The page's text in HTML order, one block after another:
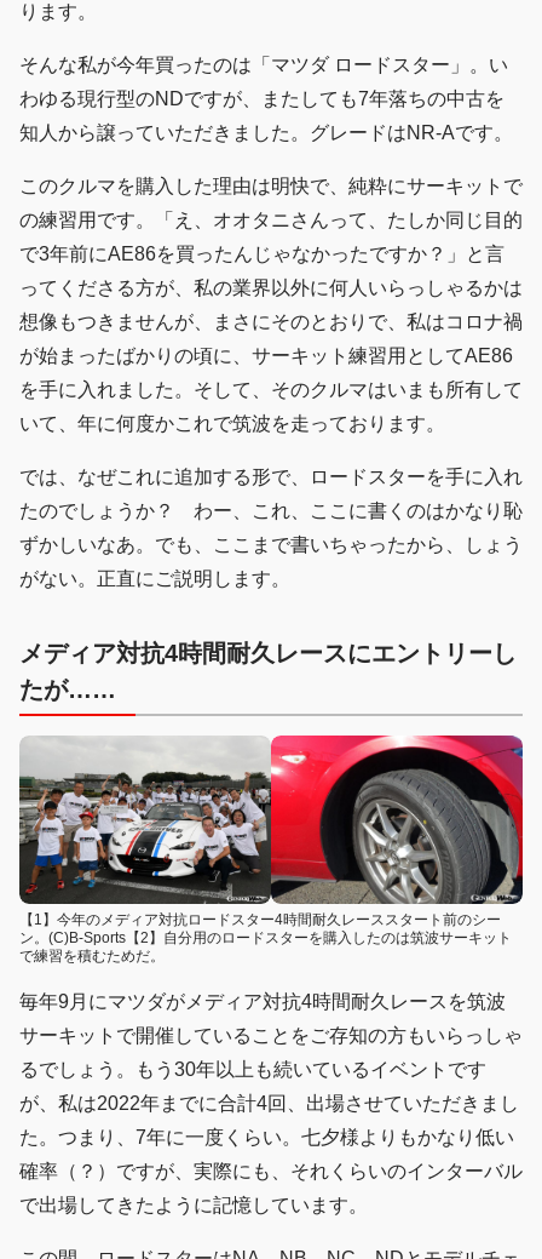
ります。
そんな私が今年買ったのは「マツダ ロードスター」。い
わゆる現行型のNDですが、またしても7年落ちの中古を
知人から譲っていただきました。グレードはNR-Aです。
このクルマを購入した理由は明快で、純粋にサーキットで
の練習用です。「え、オオタニさんって、たしか同じ目的
で3年前にAE86を買ったんじゃなかったですか？」と言
ってくださる方が、私の業界以外に何人いらっしゃるかは
想像もつきませんが、まさにそのとおりで、私はコロナ禍
が始まったばかりの頃に、サーキット練習用としてAE86
を手に入れました。そして、そのクルマはいまも所有して
いて、年に何度かこれで筑波を走っております。
では、なぜこれに追加する形で、ロードスターを手に入れ
たのでしょうか？ わー、これ、ここに書くのはかなり恥
ずかしいなあ。でも、ここまで書いちゃったから、しょう
がない。正直にご説明します。
メディア対抗4時間耐久レースにエントリーし
たが……
【1】今年のメディア対抗ロードスター4時間耐久レーススタート前のシー
ン。(C)B-Sports【2】自分用のロードスターを購入したのは筑波サーキット
で練習を積むためだ。
毎年9月にマツダがメディア対抗4時間耐久レースを筑波
サーキットで開催していることをご存知の方もいらっしゃ
るでしょう。もう30年以上も続いているイベントです
が、私は2022年までに合計4回、出場させていただきまし
た。つまり、7年に一度くらい。七夕様よりもかなり低い
確率（？）ですが、実際にも、それくらいのインターバル
で出場してきたように記憶しています。